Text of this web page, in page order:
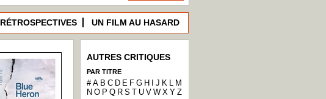
RÉTROSPECTIVES UN FILM AU HASARD
AUTRES CRITIQUES
PAR TITRE
# A B C D E F G H J K L M
N O P Q R S T U V W X Y Z